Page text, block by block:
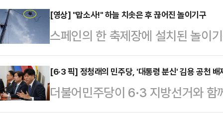
르면 이번 사태의 발단은 반도체 업
SK하이닉스는 올해 1분기 영업이
며 엔비디아의 지난해 …
고향인 부산 북구에 위치한 구포시
를 전하면서 오고 간 이야기들이다
시. 맑은 날씨 속에서 구포시장 앞
을 향해 큰절부터 올렸다.그는
새파란 젊은이 하나가 서른 다섯에
도…
[영상] "맙소사!" 하늘 치솟은 후 끊어진 놀이기구
스페인의 한 축제장에 설치된 놀이
는 사고가 발생했다.25일(현지시
스페인 세비야에서 열린 축제에서
이름의 새총 형태 놀이기구가 설치
용해 2인승 캡슐을 약 90미터 상공
[6·3 픽] 정청래의 민주당, '대통령 분신' 김용 공천
더불어민주당이 6·3 지방선거와
대통령의 '분신' 격인 김용 전 민주